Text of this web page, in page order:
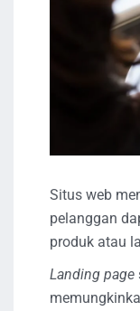
Situs web
pelanggan
produk atau
Landing page